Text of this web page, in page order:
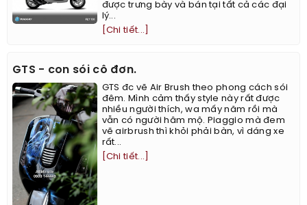
được trưng bày và bán tại tất cả các đại
lý...
[Chi tiết...]
GTS - con sói cô đơn.
GTS đc vẽ Air Brush theo phong cách sói
đêm. Mình cảm thấy style này rất được
nhiều người thích, wa mấy năm rồi mà
vẫn có người hâm mộ. Piaggio mà đem
vẽ airbrush thì khỏi phải bàn, vì dáng xe
rất...
[Chi tiết...]